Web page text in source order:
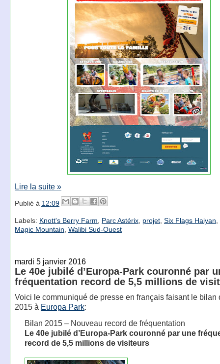
Lire la suite »
Publié à 12:09
Labels: Knott's Berry Farm Parc Astérix, projet, Six Flags Haiyan
Magic Mountain Walibi Sud-Ouest
mardi 5 janvier 2016
Le 40e jubilé d’Europa-Park couronné par
fréquentation record de 5,5 millions de
Voici le communiqué de presse en français faisant le bilan
2015 à Europa Park:
Bilan 2015 – Nouveau record de fréquentation
Le 40e jubilé d’Europa-Park couronné par une
record de 5,5 millions de visiteurs